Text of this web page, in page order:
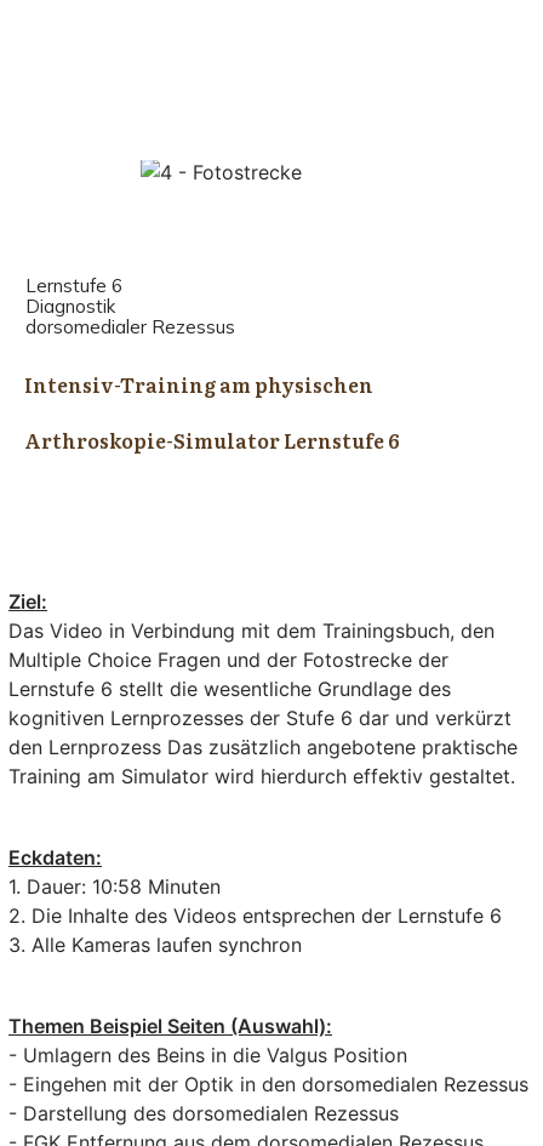
Lernstufe 6
Diagnostik
dorsomedialer Rezessus
Intensiv-Training am physischen
Arthroskopie-Simulator Lernstufe 6
Ziel:
Das Video in Verbindung mit dem Trainingsbuch, den
Multiple Choice Fragen und der Fotostrecke der
Lernstufe 6 stellt die wesentliche Grundlage des
kognitiven Lernprozesses der Stufe 6 dar und verkürzt
den Lernprozess Das zusätzlich angebotene praktische
Training am Simulator wird hierdurch effektiv gestaltet.
Eckdaten:
1. Dauer: 10:58 Minuten
2. Die Inhalte des Videos entsprechen der Lernstufe 6
3. Alle Kameras laufen synchron
Themen Beispiel Seiten (Auswahl):
- Umlagern des Beins in die Valgus Position
- Eingehen mit der Optik in den dorsomedialen Rezessus
- Darstellung des dorsomedialen Rezessus